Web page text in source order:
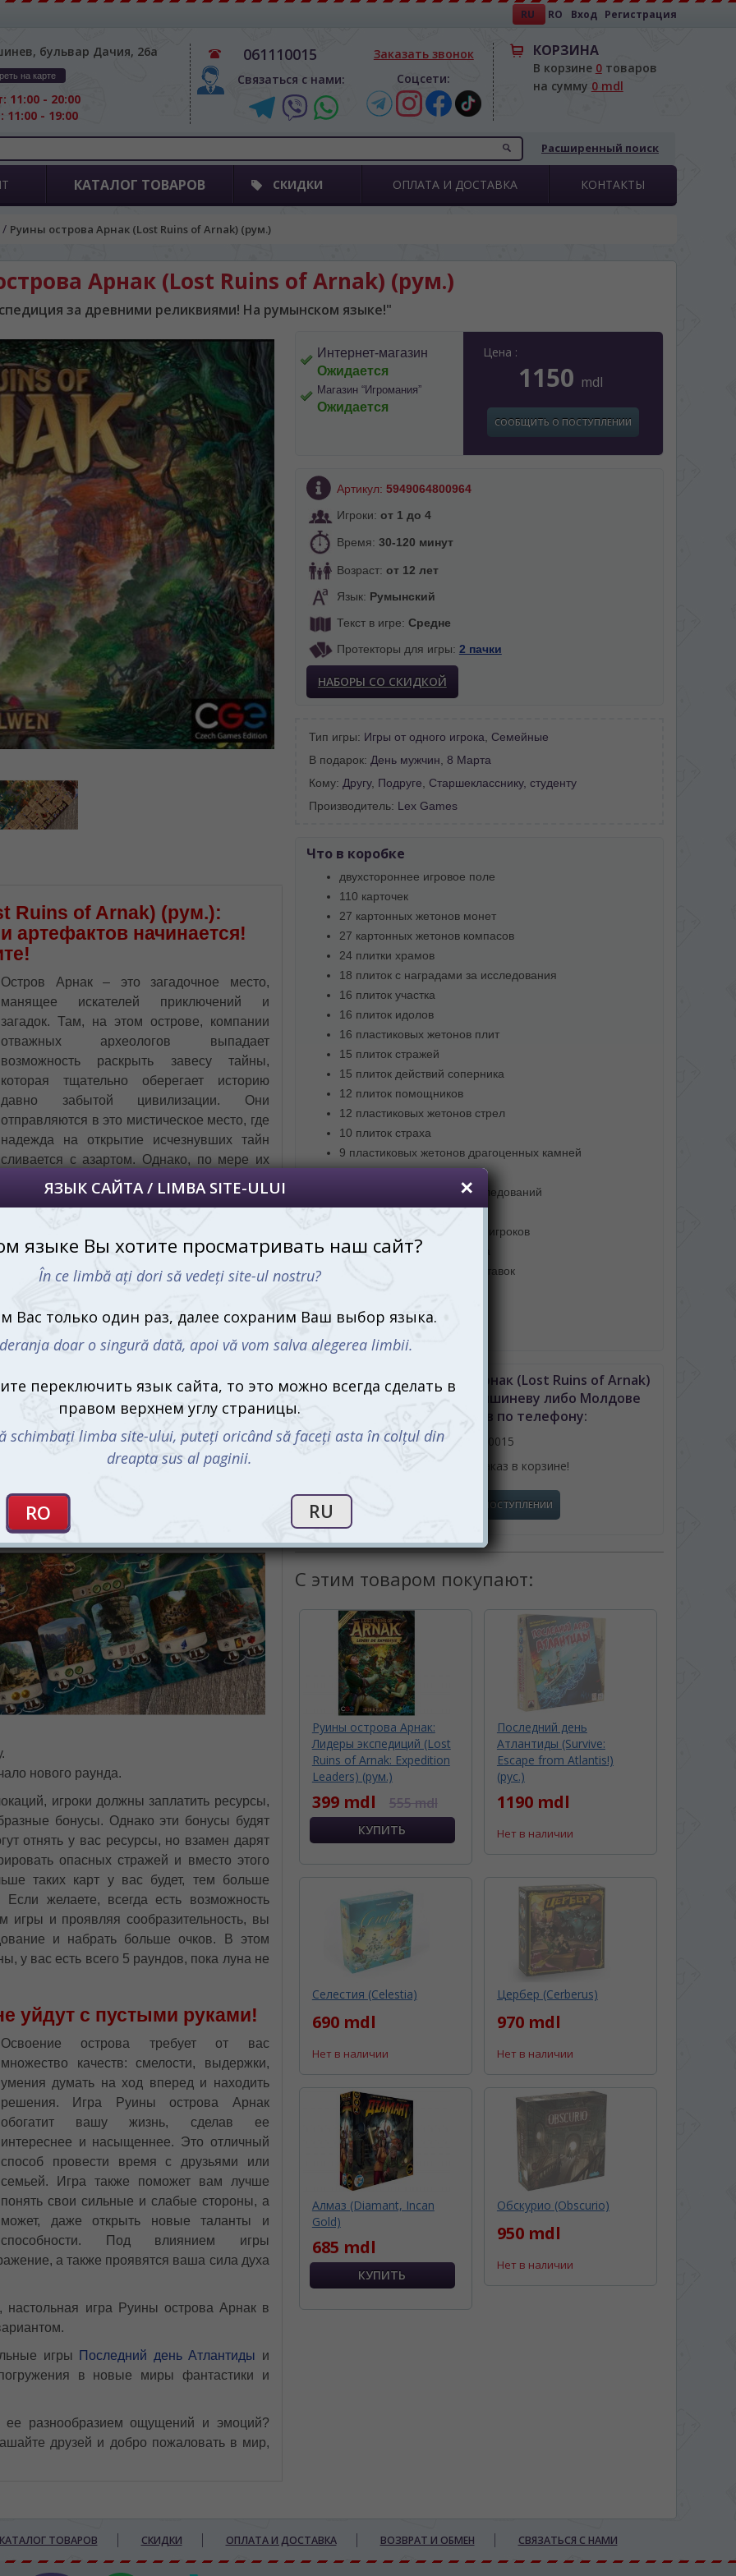
RU RO Вход Регистрация
бульвар Дачия, 26а
на карте
11:00 - 20:00
11:00 - 19:00
061110015
Связаться с нами:
Заказать звонок
Соцсети:
КОРЗИНА
В корзине 0товаров
на сумму 0 mdl
Расширенный поиск
КАТАЛОГ ТОВАРОВ СКИДКИ ОПЛАТА И ДОСТАВКА КОНТАКТЫ
/ Руины острова Арнак (Lost Ruins of Arnak) (рум.)
Арнак (Lost Ruins of Arnak) (рум.)
за древними реликвиями! На румынском языке!"
Ruins of Arnak) (рум.):
артефактов начинается!
Остров Арнак – это загадочное место,
манящее искателей приключений и
загадок. Там, на этом острове, компании
отважных археологов выпадает
возможность раскрыть завесу тайны,
которая тщательно оберегает историю
давно забытой цивилизации. Они
отправляются в это мистическое место, где
надежда на открытие исчезнувших тайн
сливается с азартом. Однако, по мере их
исследований, страх смешивается с
одиноки на этом острове. Смешанные
их шаг...
игроки со всего мира. Она также
занимая 3-е место среди семейных игр,
сайте BoardGameGeek. Эта игра также
победу в конкурсах, таких как Golden
Best International Heavy Game (2021),
и UK Games Expo Best Boardgame
с радостью встречай!
настольная игра, созданная специально
начальное снаряжение, включая
проведения научных экспериментов. С
условиях острова и пытаться стать
этапов:
нового раунда.
игроки должны заплатить ресурсы,
бонусы. Однако эти бонусы будят
отнять у вас ресурсы, но взамен дарят
опасных стражей и вместо этого
таких карт у вас будет, тем больше
желаете, всегда есть возможность
игры и проявляя сообразительность, вы
и набрать больше очков. В этом
у вас есть всего 5 раундов, пока луна не
уйдут с пустыми руками!
Освоение острова требует от вас
множество качеств: смелости, выдержки,
умения думать на ход вперед и находить
решения. Игра Руины острова Арнак
обогатит вашу жизнь, сделав ее
интереснее и насыщеннее. Это отличный
способ провести время с друзьями или
семьей. Игра также поможет вам лучше
понять свои сильные и слабые стороны, а
может, даже открыть новые таланты и
способности. Под влиянием игры
а также проявятся ваша сила духа
игра Руины острова Арнак в
игры
Последний день Атлантиды и
в новые миры фантастики и
ее разнообразием ощущений и эмоций?
друзей и добро пожаловать в мир,
Цена :
1150 mdl
СООБЩИТЬ О ПОСТУПЛЕНИИ
Интернет-магазин
Ожидается
Магазин “Игромания”
Ожидается
Артикул: 5949064800964
Игроки: от 1 до 4
Время: 30-120 минут
Возраст: от 12 лет
Язык: Румынский
Текст в игре: Средне
Протекторы для игры: 2 пачки
НАБОРЫ СО СКИДКОЙ
Тип игры: Игры от одного игрока
Семейные
В подарок: День мужчин 8 Марта
Кому: Другу, Подруге
Старшекласснику, студенту
Производитель: Lex Games
Что в коробке
двухстороннее игровое поле
110 карточек
27 картонных жетонов монет
27 картонных жетонов компасов
24 плитки храмов
18 плиток с наградами за исследования
16 плиток участка
16 плиток идолов
16 пластиковых жетонов плит
15 плиток стражей
15 плиток действий соперника
12 плиток помощников
12 пластиковых жетонов стрел
10 плиток страха
9 пластиковых жетонов драгоценных камней
8 деревянных археологов
8 деревянных жетонов исследований
5 блокирующих плиток
4 двухсторонних планшета игроков
4 кратких справочных листа
двусторонний планшет поставок
картонный лунный посох
правила игры
Купить Руины острова Арнак (Lost Ruins of Arnak)
(рум.) с доставкой по Кишиневу либо Молдове
можно позвонив по телефону:
061110015
или оформив заказ в корзине!
СООБЩИТЬ О ПОСТУПЛЕНИИ
С этим товаром покупают:
Руины острова Арнак:
Лидеры экспедиций (Lost
Ruins of Arnak: Expedition
Leaders) (рум.)
399 mdl 555 mdl
Последний день
Атлантиды (Survive:
Escape from Atlantis!)
(рус.)
1190 mdl
Нет в наличии
Селестия (Celestia)
690 mdl
Нет в наличии
Цербер (Cerberus)
970 mdl
Нет в наличии
Алмаз (Diamant, Incan
Gold)
685 mdl
Обскурио (Obscurio)
950 mdl
Нет в наличии
КАТАЛОГ ТОВАРОВ СКИДКИ ОПЛАТА И ДОСТАВКА ВОЗВРАТ И ОБМЕН СВЯЗАТЬСЯ С НАМИ
SITE-ULUI
наш сайт?
сохраним Ваш выбор языка.
то это можно всегда сделать в
страницы.
oricând să faceți asta în colțul din
RU